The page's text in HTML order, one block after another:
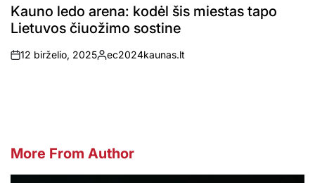
IN
Kauno ledo arena: kodėl šis miestas tapo
Lietuvos čiuožimo sostine
on
12 birželio, 2025
Posted
ec2024kaunas.lt
More From Author